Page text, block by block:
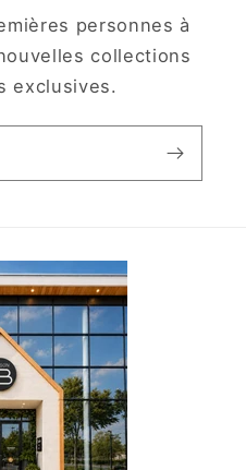
personnes à
collections
exclusives.